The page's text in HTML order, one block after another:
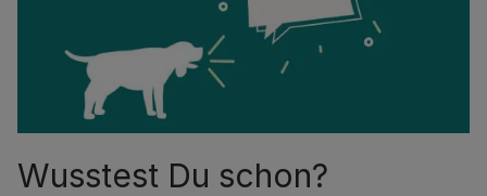
Wusstest Du schon?